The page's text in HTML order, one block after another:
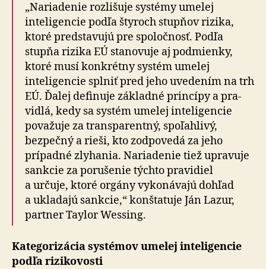
„Nariadenie rozlišuje systémy umelej
inteligencie podľa štyroch stupňov rizika,
ktoré predstavujú pre spoločnosť. Podľa
stupňa rizika EÚ stanovuje aj podmienky,
ktoré musí konkrétny systém umelej
inteligencie splniť pred jeho uvedením na trh
EÚ. Ďalej definuje základné princípy a pra­
vidlá, kedy sa systém umelej inteligencie
považuje za transparentný, spoľahlivý,
bezpečný a rieši, kto zodpovedá za jeho
prípadné zlyhania. Nariadenie tiež upravuje
sankcie za porušenie týchto pravidiel
a určuje, ktoré orgány vykonávajú dohľad
a ukladajú sankcie,“ konštatuje Ján Lazur,
partner Taylor Wessing.
Kategorizácia systémov umelej inteligencie
podľa rizikovosti